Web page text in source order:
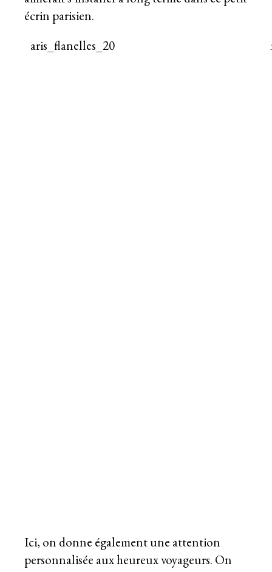
écrin parisien.
Ici, on donne également une attention
personnalisée aux heureux voyageurs. On